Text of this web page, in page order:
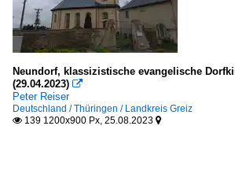
Neundorf, klassizistische evangelische
(29.04.2023) 
Peter Reiser
Deutschland / Thüringen / Landkreis Greiz
 139 1200x900 Px, 25.08.2023 